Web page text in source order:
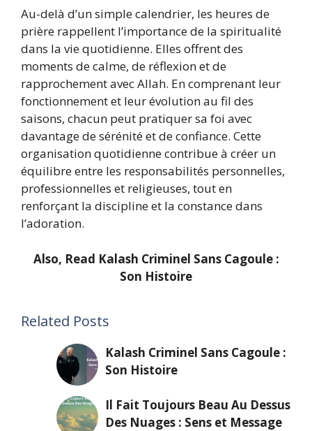
Au-delà d’un simple calendrier, les heures de
prière rappellent l’importance de la spiritualité
dans la vie quotidienne. Elles offrent des
moments de calme, de réflexion et de
rapprochement avec Allah. En comprenant leur
fonctionnement et leur évolution au fil des
saisons, chacun peut pratiquer sa foi avec
davantage de sérénité et de confiance. Cette
organisation quotidienne contribue à créer un
équilibre entre les responsabilités personnelles,
professionnelles et religieuses, tout en
renforçant la discipline et la constance dans
l’adoration.
Also, Read Kalash Criminel Sans Cagoule :
Son Histoire
Related Posts
Kalash Criminel Sans Cagoule :
Son Histoire
Il Fait Toujours Beau Au Dessus
Des Nuages : Sens et Message